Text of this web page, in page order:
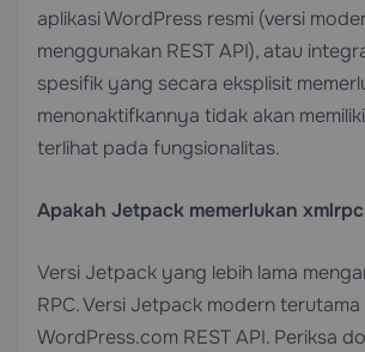
aplikasi WordPress resmi (versi
menggunakan REST API), atau
spesifik yang secara eksplisit
menonaktifkannya tidak akan
terlihat pada fungsionalitas.
Apakah Jetpack memerlukan
Versi Jetpack yang lebih lama
RPC. Versi Jetpack modern
WordPress.com REST API. Periksa